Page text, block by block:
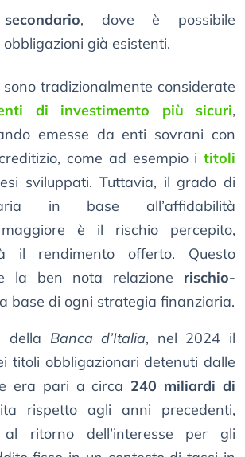
, dove è possibile
già esistenti.
tradizionalmente considerate
di investimento più sicuri,
emesse da enti sovrani con
come ad esempio i titoli
sviluppati. Tuttavia, il grado di
in base all’affidabilità
maggiore è il rischio percepito,
il rendimento offerto. Questo
la ben nota relazione rischio-
base di ogni strategia finanziaria.
della Banca d’Italia, nel 2024 il
titoli obbligazionari detenuti dalle
era pari a circa 240 miliardi di
rispetto agli anni precedenti,
ritorno dell’interesse per gli